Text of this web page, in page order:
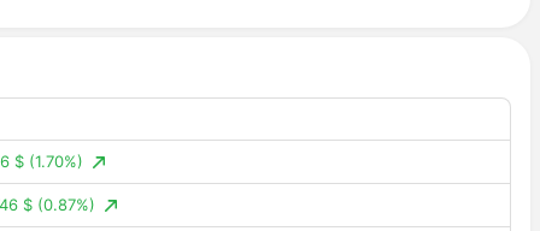
$ (1.70%)
$ (0.87%)